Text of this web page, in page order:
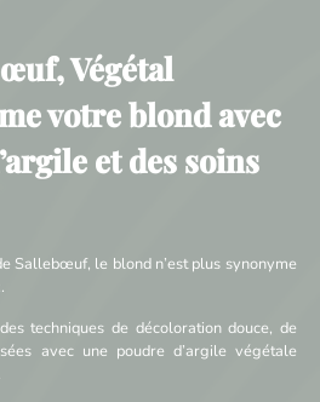
Végétal
votre blond avec
et des soins
Sallebœuf, le blond n’est plus synonyme
techniques de décoloration douce, de
avec une poudre d’argile végétale